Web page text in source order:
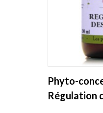
Phyto-
Régulation